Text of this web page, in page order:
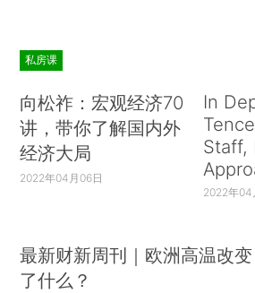
私房课
向松祚：宏观经济70
讲，带你了解国内外
经济大局
2022年04月06日
In
Staff,
2022年04
最新财新周刊｜欧洲高温改变
了什么？